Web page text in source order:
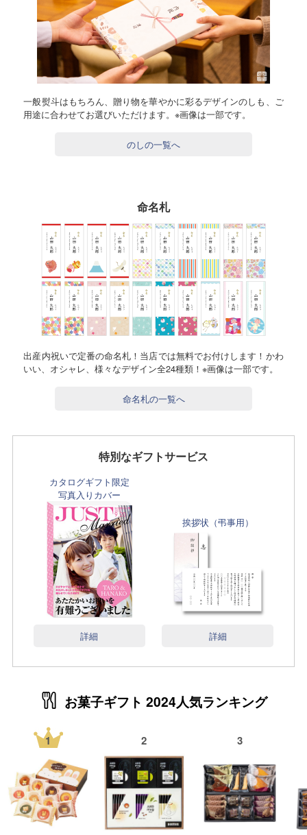
一般熨斗はもちろん、贈り物を華やかに彩るデザインのしも、ご
用途に合わせてお選びいただけます。※画像は一部です。
のしの一覧へ
命名札
出産内祝いで定番の命名札！当店では無料でお付けします！かわ
いい、オシャレ、様々なデザイン全24種類！※画像は一部です。
命名札の一覧へ
特別なギフトサービス
カタログギフト限定
写真入りカバー
詳細
挨拶状（弔事用）
詳細
お菓子ギフト 2024人気ランキング
1 2 3